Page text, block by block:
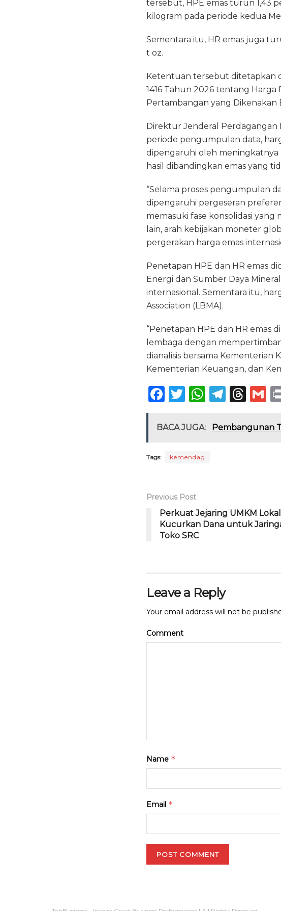
b
o
r
A
p
ra d
s
tersebut, HPE emas turun 1,43
kilogram pada periode kedua
Sementara itu, HR emas juga
t oz.
Ketentuan tersebut ditetapkan
1416 Tahun 2026 tentang
Pertambangan yang Dikenakan
Direktur Jenderal Perdagangan
periode pengumpulan data,
dipengaruhi oleh meningkatnya
hasil dibandingkan emas yang
“Selama proses pengumpulan
dipengaruhi pergeseran
memasuki fase konsolidasi
lain, arah kebijakan moneter
pergerakan harga emas
Penetapan HPE dan HR emas
Energi dan Sumber Daya
internasional. Sementara itu,
Association (LBMA).
“Penetapan HPE dan HR emas
lembaga dengan
dianalisis bersama Kementerian
Kementerian Keuangan, dan
F
c
b
o
k
T
it
r
W
a
T
e
T
re
G
ai
BACA JUGA: Pembangunan
Tags: kemendag
Previous Post
Perkuat Jejaring UMKM
Kucurkan Dana untuk
Toko SRC
Leave a Reply
Your email address will not be
Comment
Name *
Email *